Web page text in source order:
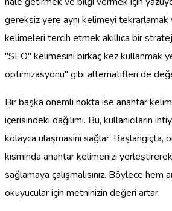
gereksiz yere aynı kelimeyi tekrarlamak
kelimeleri tercih etmek akıllıca bir
"SEO" kelimesini birkaç kez kullanmak
optimizasyonu" gibi alternatifleri de
Bir başka önemli nokta ise anahtar
içerisindeki dağılımı. Bu, kullanıcıların
kolayca ulaşmasını sağlar. Başlangıçta,
kısmında anahtar kelimenizi
sağlamaya çalışmalısınız. Böylece hem
okuyucular için metninizin değeri artar.